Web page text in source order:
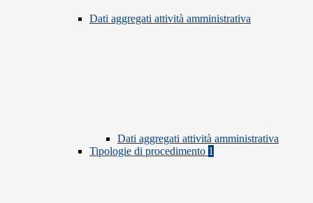
Dati aggregati attività amministrativa
Dati aggregati attività amministrativa
Tipologie di procedimento 1